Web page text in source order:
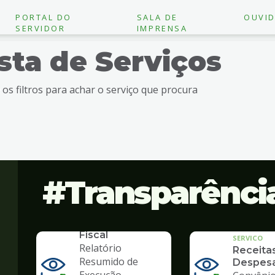
PORTAL DO
SERVIDOR
SALA DE
IMPRENSA
de Serviços
os filtros para achar o serviço que procura
SERVICO
Fiscal
Relatório
Resumido de
SERVICO